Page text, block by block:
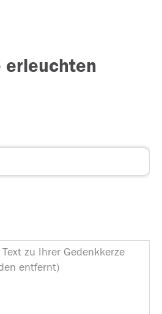
erleuchten